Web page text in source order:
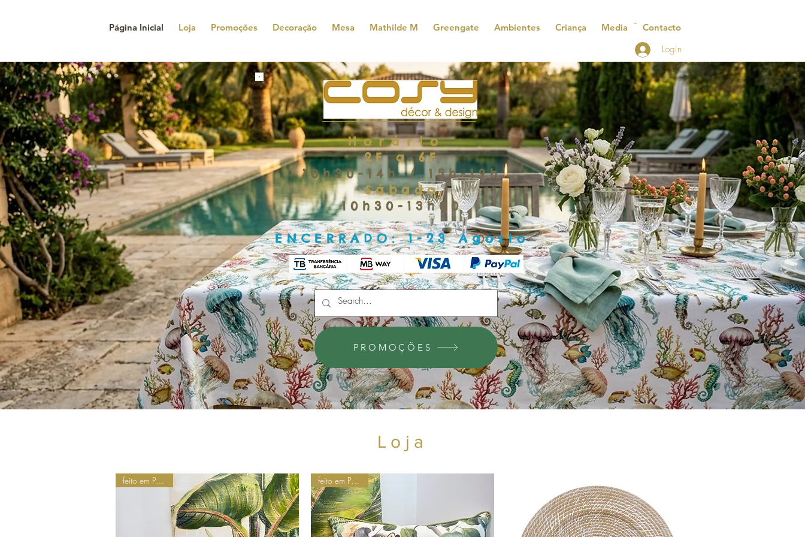
Página Inicial Loja Promoções Decoração Mesa Mathilde M Greengate Ambientes Criança Media Contacto
Login
Horário
2F a 6F
10h30-14h / 15h-19h
Sábado
10h30-13h00
ENCERRADO: 1-23 Agosto
PROMOÇÕES
Loja
feito em Portugal feito em Portugal